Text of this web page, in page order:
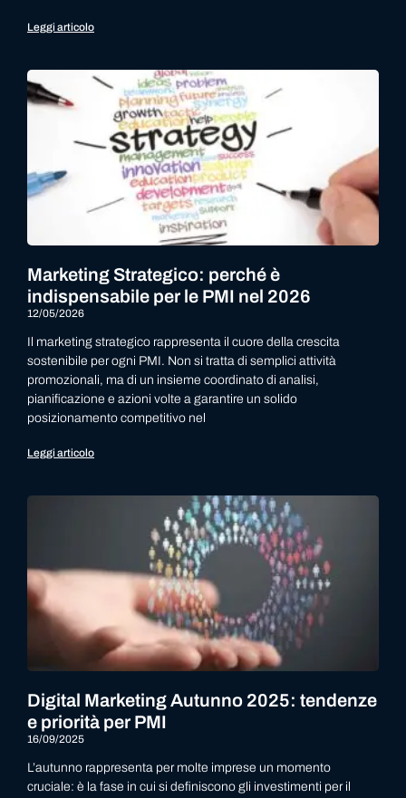
Leggi articolo
Marketing Strategico: perché è
indispensabile per le PMI nel 2026
12/05/2026
Il marketing strategico rappresenta il cuore della crescita
sostenibile per ogni PMI. Non si tratta di semplici attività
promozionali, ma di un insieme coordinato di analisi,
pianificazione e azioni volte a garantire un solido
posizionamento competitivo nel
Leggi articolo
Digital Marketing Autunno 2025: tendenze
e priorità per PMI
16/09/2025
L’autunno rappresenta per molte imprese un momento
cruciale: è la fase in cui si definiscono gli investimenti per il